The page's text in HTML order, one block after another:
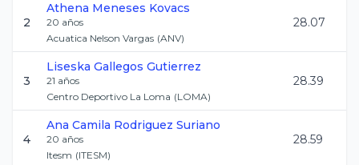
2
Athena Meneses Kovacs
20 años
Acuatica Nelson Vargas (ANV)
28.07
3
Liseska Gallegos Gutierrez
21 años
Centro Deportivo La Loma (LOMA)
28.39
4
Ana Camila Rodriguez Suriano
20 años
Itesm (ITESM)
28.59